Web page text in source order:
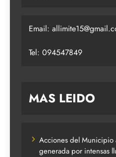
Email:
Tel: 094547849
MAS LEIDO
Acciones del Municipio
generada por intensas